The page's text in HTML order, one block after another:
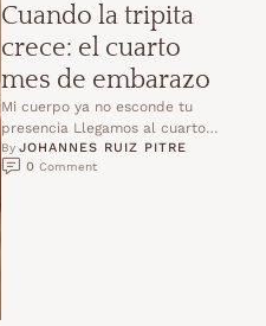
Cuando la tripita
crece: el cuarto
mes de embarazo
Mi cuerpo ya no esconde tu
presencia Llegamos al cuarto
mes…y ya no hay forma de
ocultarte.Tu presencia …
By JOHANNES RUIZ PITRE
0 Comment